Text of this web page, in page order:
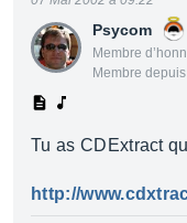
Psycom
Membre
Membre
Tu as CDExtract
http://